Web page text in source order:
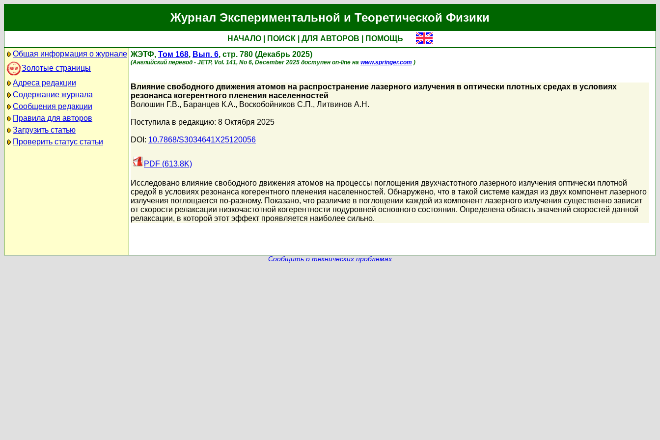
Журнал Экспериментальной и Теоретической Физики
НАЧАЛО ПОИСК ДЛЯ АВТОРОВ
ПОМОЩЬ
Общая информация о журнале
Золотые страницы
Адреса редакции
Содержание журнала
Сообщения редакции
Правила для авторов
Загрузить статью
Проверить статус статьи
ЖЭТФ, Том 168, Вып. 6, стр. 780 (Декабрь 2025)
(Английский перевод - JETP, Vol. 141, No 6, December 2025 доступен on-line на www.springer.com )
Влияние свободного движения атомов на распространение лазерного излучения в оптически плотных средах в условиях
резонанса когерентного пленения населенностей
Волошин Г.В., Баранцев К.А., Воскобойников С.П., Литвинов А.Н.
Поступила в редакцию: 8 Октября 2025
DOI: 10.7868/S3034641X25120056
PDF (613.8K)
Исследовано влияние свободного движения атомов на процессы поглощения двухчастотного лазерного излучения оптически плотной
средой в условиях резонанса когерентного пленения населенностей. Обнаружено, что в такой системе каждая из двух компонент лазерного
излучения поглощается по-разному. Показано, что различие в поглощении каждой из компонент лазерного излучения существенно зависит
от скорости релаксации низкочастотной когерентности подуровней основного состояния. Определена область значений скоростей данной
релаксации, в которой этот эффект проявляется наиболее сильно.
Сообщить о технических проблемах